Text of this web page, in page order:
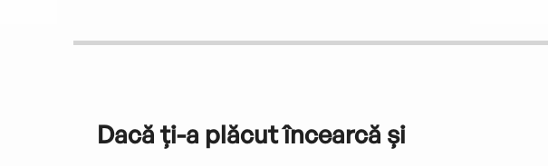
Dacă ți-a plăcut încearcă și